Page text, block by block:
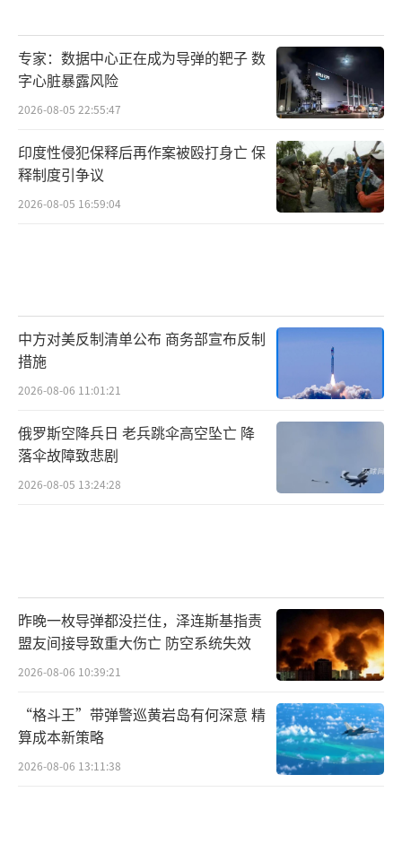
专家：数据中心正在成为导弹的靶子 数
字心脏暴露风险
2026-08-05 22:55:47
印度性侵犯保释后再作案被殴打身亡 保
释制度引争议
2026-08-05 16:59:04
中方对美反制清单公布 商务部宣布反制
措施
2026-08-06 11:01:21
俄罗斯空降兵日 老兵跳伞高空坠亡 降
落伞故障致悲剧
2026-08-05 13:24:28
昨晚一枚导弹都没拦住，泽连斯基指责
盟友间接导致重大伤亡 防空系统失效
2026-08-06 10:39:21
“格斗王”带弹警巡黄岩岛有何深意 精
算成本新策略
2026-08-06 13:11:38